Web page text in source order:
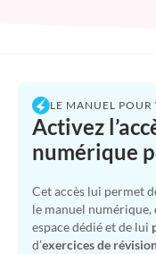
LE MANUEL POUR
Activez
numérique
Cet accès lui permet
le manuel numérique,
espace dédié et de lui
d’exercices de